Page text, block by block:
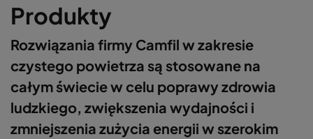
Produkty
Rozwiązania firmy Camfil w zakresie
czystego powietrza są stosowane na
całym świecie w celu poprawy zdrowia
ludzkiego, zwiększenia wydajności i
zmniejszenia zużycia energii w szerokim